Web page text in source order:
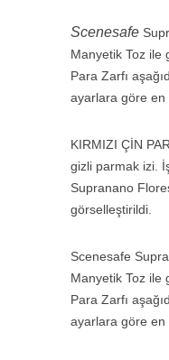
Scenesafe
Manyetik Toz ile
Para Zarfı
ayarlara göre en
KIRMIZI ÇİN
gizli parmak izi.
Supranano
görselleştirildi.
Scenesafe
Manyetik Toz ile
Para Zarfı
ayarlara göre en